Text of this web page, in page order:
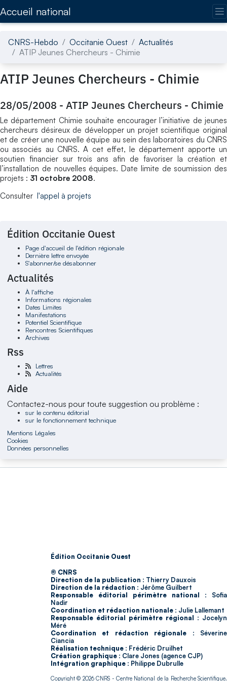
Accueil national
CNRS-Hebdo Occitanie Ouest
Actualités
ATIP Jeunes Chercheurs - Chimie
ATIP Jeunes Chercheurs - Chimie
28/05/2008 - ATIP Jeunes Chercheurs - Chimie
Le département Chimie souhaite encourager l’initiative de jeunes
chercheurs désireux de développer un projet scientifique original
et de créer une nouvelle équipe au sein des laboratoires du CNRS
ou associés au CNRS. A cet effet, le département apporte un
soutien financier sur trois ans afin de favoriser la création et
l’installation de nouvelles équipes. Date limite de soumission des
projets : 31 octobre 2008.
Consulter l'appel à projets
Édition Occitanie Ouest
Page d'accueil de l'édition régionale
Dernière lettre envoyée
S'abonner/se désabonner
Actualités
À l'affiche
Informations régionales
Dates Limites
Manifestations
Potentiel Scientifique
Rencontres Scientifiques
Archives
Rss
Lettres
Actualités
Aide
Contactez-nous pour toute suggestion ou problème :
sur le contenu éditorial
sur le fonctionnement technique
Mentions Légales
Cookies
Données personnelles
Édition Occitanie Ouest
© CNRS
Direction de la publication : Thierry Dauxois
Direction de la rédaction : Jérôme Guilbert
Responsable éditorial périmètre national : Sofia
Nadir
Coordination et rédaction nationale : Julie Lallemant
Responsable éditorial périmètre régional : Jocelyn
Méré
Coordination et rédaction régionale : Séverine
Ciancia
Réalisation technique : Frédéric Druilhet
Création graphique : Clare Jones (agence CJP)
Intégration graphique : Philippe Dubrulle
Copyright © 2026CNRS - Centre National de la Recherche Scientifique.